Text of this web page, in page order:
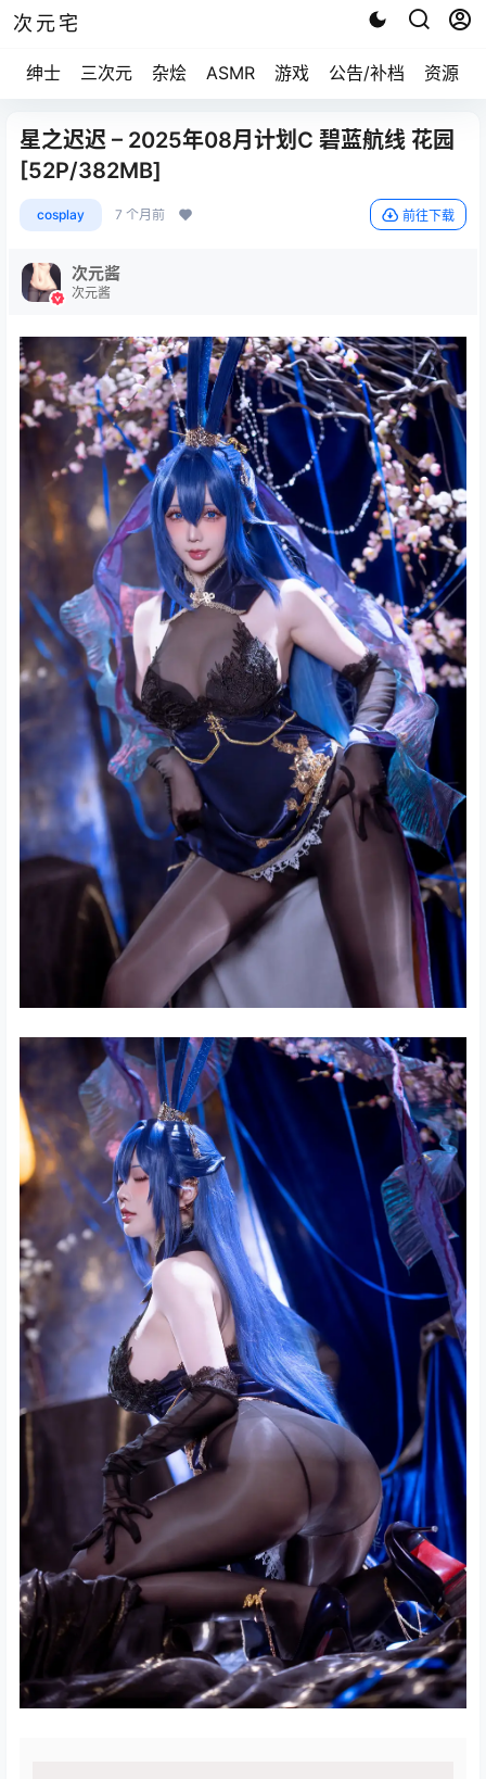
次元宅
绅士 三次元 杂烩 ASMR 游戏 公告/补档 资源求
星之迟迟 – 2025年08月计划C 碧蓝航线 花园
[52P/382MB]
cosplay 7 个月前 前往下载
次元酱
次元酱